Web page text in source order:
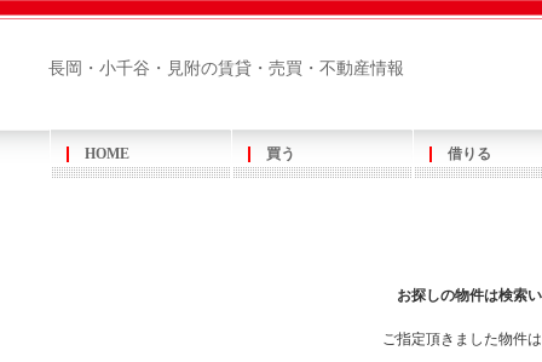
長岡・小千谷・見附の賃貸・売買・不動産情報
HOME 買う 借りる
お探しの物件は検索
ご指定頂きました物件